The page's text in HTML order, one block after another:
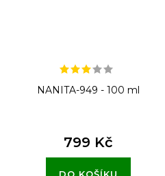
NANITA-949 - 100 ml
799 Kč